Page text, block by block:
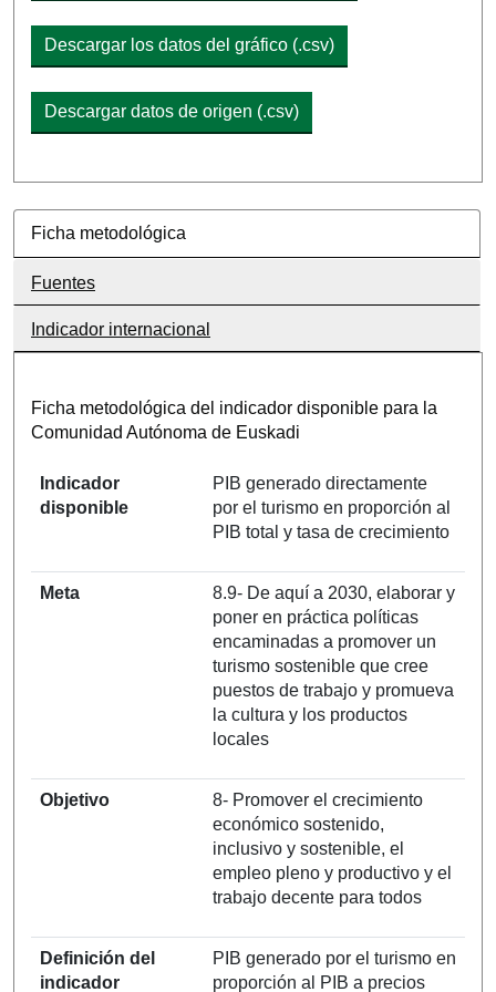
Descargar los datos del gráfico (.csv)
Descargar datos de origen (.csv)
Ficha metodológica
Fuentes
Indicador internacional
Ficha metodológica del indicador disponible para la
Comunidad Autónoma de Euskadi
Indicador
disponible
PIB generado directamente
por el turismo en proporción al
PIB total y tasa de crecimiento
Meta
8.9- De aquí a 2030, elaborar y
poner en práctica políticas
encaminadas a promover un
turismo sostenible que cree
puestos de trabajo y promueva
la cultura y los productos
locales
Objetivo
8- Promover el crecimiento
económico sostenido,
inclusivo y sostenible, el
empleo pleno y productivo y el
trabajo decente para todos
Definición del
indicador
PIB generado por el turismo en
proporción al PIB a precios